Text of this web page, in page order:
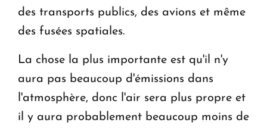
des transports publics, des avions et même
des fusées spatiales.
La chose la plus importante est qu'il n'y
aura pas beaucoup d'émissions dans
l'atmosphère, donc l'air sera plus propre et
il y aura probablement beaucoup moins de